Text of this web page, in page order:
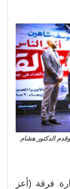
الدكتور هشام
فرقة (أعز